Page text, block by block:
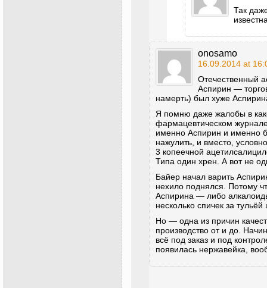
Так
onosamo
16.09.2014 at
Отечественный
Аспирин —
намерть) был хуже
Я помню даже жалобы в
фармацевтическом
именно Аспирин и именно
нажулить, и вместо,
3 копеечной
Типа один хрен. А вот не
Байер начал варить
нехило поднялся. Потому
Аспирина — либо
несколько спичек за
Но — одна из причин
производство от и до.
всё под заказ и под
появилась нержавейка,